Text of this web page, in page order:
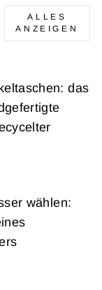
ALLES
ANZEIGEN
das
wählen: